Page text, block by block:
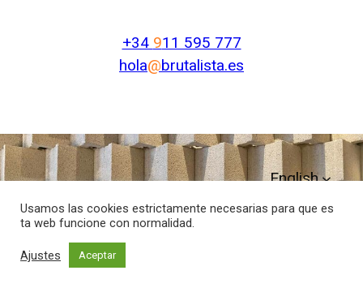
+34 911 595 777
hola@brutalista.es
English
Aviso legal
Política de cookies
Usamos las cookies estrictamente necesarias para que es
ta web funcione con normalidad.
Ajustes Aceptar